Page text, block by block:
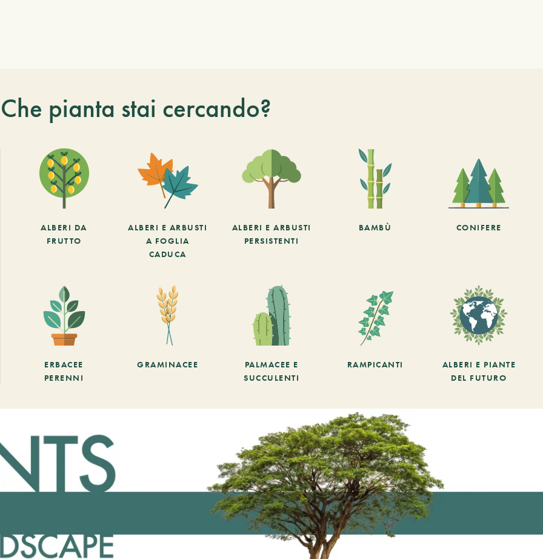
Che pianta stai cercando?
ALBERI DA
FRUTTO
ALBERI E ARBUSTI
A FOGLIA
CADUCA
ALBERI E ARBUSTI
PERSISTENTI
BAMBÙ CONIFERE
ERBACEE
PERENNI
GRAMINACEE
PALMACEE E
SUCCULENTI
RAMPICANTI
ALBERI E PIANTE
DEL FUTURO